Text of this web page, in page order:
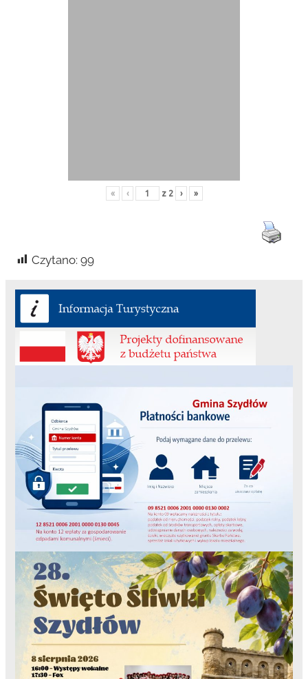
« ‹ z 2 › »
Czytano: 99